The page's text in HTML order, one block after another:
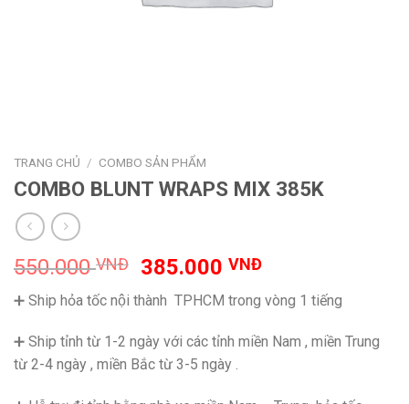
TRANG CHỦ / COMBO SẢN PHẨM
COMBO BLUNT WRAPS MIX 385K
550.000VNĐ
Giá
gốc
là:
550.000 VNĐ.
385.000VNĐGiá
hiện
tại
là:
385.000 VNĐ.
➕ Ship hỏa tốc nội thành TPHCM trong vòng 1 tiếng
➕ Ship tỉnh từ 1-2 ngày với các tỉnh miền Nam , miền Trung
từ 2-4 ngày , miền Bắc từ 3-5 ngày .